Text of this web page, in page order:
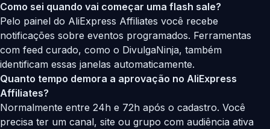
Como sei quando vai começar uma flash sale?
Pelo painel do AliExpress Affiliates você recebe
notificações sobre eventos programados. Ferramentas
com feed curado, como o DivulgaNinja, também
identificam essas janelas automaticamente.
Quanto tempo demora a aprovação no AliExpress
Affiliates?
Normalmente entre 24h e 72h após o cadastro. Você
precisa ter um canal, site ou grupo com audiência ativa